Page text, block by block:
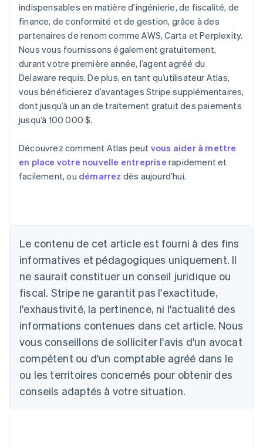
indispensables en matière d’ingénierie, de fiscalité, de
finance, de conformité et de gestion, grâce à des
partenaires de renom comme AWS, Carta et Perplexity.
Nous vous fournissons également gratuitement,
durant votre première année, l’agent agréé du
Delaware requis. De plus, en tant qu’utilisateur Atlas,
vous bénéficierez d’avantages Stripe supplémentaires,
dont jusqu’à un an de traitement gratuit des paiements
jusqu’à 100 000 $.
Découvrez comment Atlas peut vous aider à mettre
en place votre nouvelle entreprise rapidement et
facilement, ou démarrez dès aujourd’hui.
Le contenu de cet article est fourni à des fins
informatives et pédagogiques uniquement. Il
ne saurait constituer un conseil juridique ou
fiscal. Stripe ne garantit pas l'exactitude,
l'exhaustivité, la pertinence, ni l'actualité des
informations contenues dans cet article. Nous
vous conseillons de solliciter l'avis d'un avocat
compétent ou d'un comptable agréé dans le
ou les territoires concernés pour obtenir des
conseils adaptés à votre situation.
Allemagne
Australie
English
Autriche
DeutschEnglish
Belgique
NederlandsFrançaisDeutsch English
Português English
Bulgarie
English
Canada
EnglishFrançais